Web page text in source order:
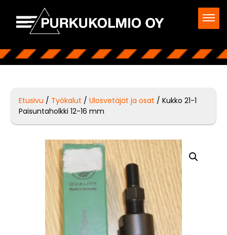
Etusivu / Työkalut /Ulosvetäjät ja osat / Kukko 21-1
Paisuntaholkki 12-16 mm